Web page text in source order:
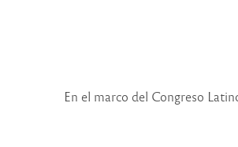
En el marco del Congreso